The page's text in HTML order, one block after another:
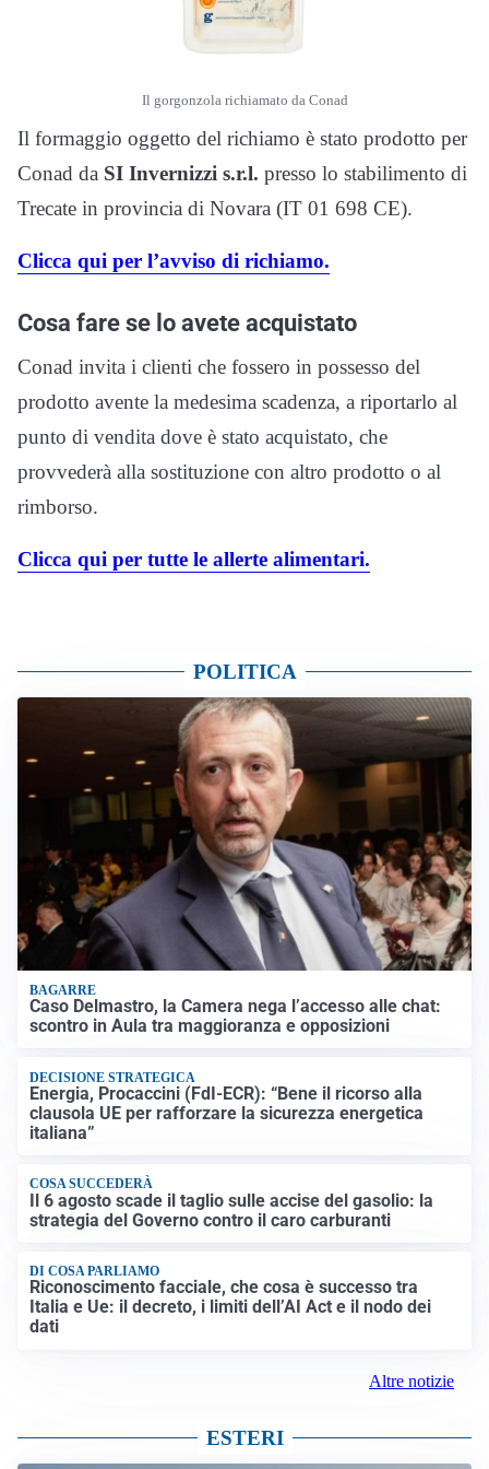
Il gorgonzola richiamato da Conad
Il formaggio oggetto del richiamo è stato prodotto per
Conad da SI Invernizzi s.r.l. presso lo stabilimento di
Trecate in provincia di Novara (IT 01 698 CE).
Clicca qui per l’avviso di richiamo.
Cosa fare se lo avete acquistato
Conad invita i clienti che fossero in possesso del
prodotto avente la medesima scadenza, a riportarlo al
punto di vendita dove è stato acquistato, che
provvederà alla sostituzione con altro prodotto o al
rimborso.
Clicca qui per tutte le allerte alimentari.
POLITICA
BAGARRE
Caso Delmastro, la Camera nega l’accesso alle chat:
scontro in Aula tra maggioranza e opposizioni
DECISIONE STRATEGICA
Energia, Procaccini (FdI-ECR): “Bene il ricorso alla
clausola UE per rafforzare la sicurezza energetica
italiana”
COSA SUCCEDERÀ
Il 6 agosto scade il taglio sulle accise del gasolio: la
strategia del Governo contro il caro carburanti
DI COSA PARLIAMO
Riconoscimento facciale, che cosa è successo tra
Italia e Ue: il decreto, i limiti dell’AI Act e il nodo dei
dati
Altre notizie
ESTERI